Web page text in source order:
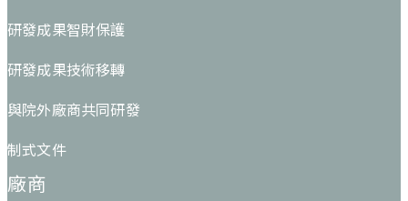
研發成果智財保護
研發成果技術移轉
與院外廠商共同研發
制式文件
廠商